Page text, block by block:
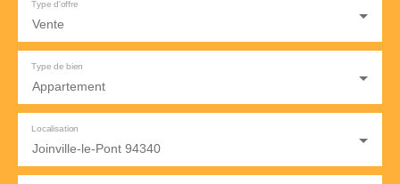
Vente
Type d'offre
Appartement
Type de bien
Joinville-le-Pont 94340
Localisation